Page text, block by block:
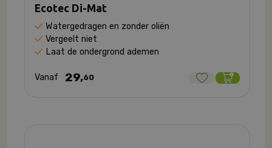
Ecotec Di-Mat
Watergedragen en zonder oliën
Vergeelt niet
Laat de ondergrond ademen
Vanaf 29,60